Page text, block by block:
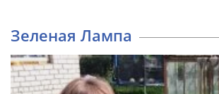
Зеленая Лампа